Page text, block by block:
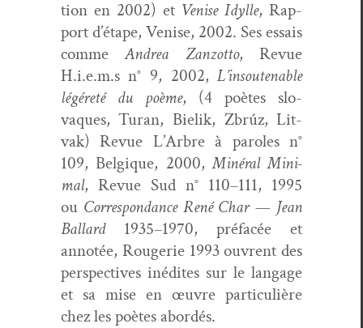
tion en 2002) etVenise Idylle, Rap­
port d’étape, Venise, 2002. Ses essais
commeAndrea Zan­zot­to, Revue
H.i.e.m.s n° 9, 2002,L’insoutenable
légéreté du poème, (4 poètes slo­
vaques, Turan, Bielik, Zbrúz, Lit­
vak) Revue L’Arbre à paroles n°
109, Bel­gique, 2000, Minéral Min­i­
mal, Revue Sud n° 110–111, 1995
ou Cor­re­spon­dance René Char — Jean
Bal­lard1935–1970, pré­facée et
annotée, Rougerie 1993 ouvrent des
per­spec­tives inédites sur le lan­gage
et sa mise en œuvre par­ti­c­ulière
chez les poètes abordés.